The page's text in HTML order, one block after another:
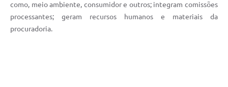
Jornal
como, meio ambiente, consumidor e outros; integram comissões
processantes; geram recursos humanos e materiais da
procuradoria.